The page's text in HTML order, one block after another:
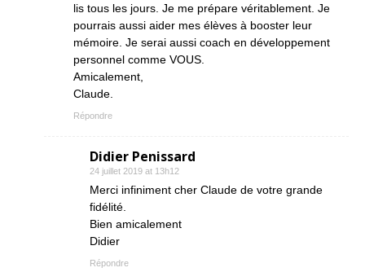
lis tous les jours. Je me prépare véritablement. Je
pourrais aussi aider mes élèves à booster leur
mémoire. Je serai aussi coach en développement
personnel comme VOUS.
Amicalement,
Claude.
Répondre
Didier Penissard
24 juillet 2019 at 13h12
Merci infiniment cher Claude de votre grande
fidélité.
Bien amicalement
Didier
Répondre